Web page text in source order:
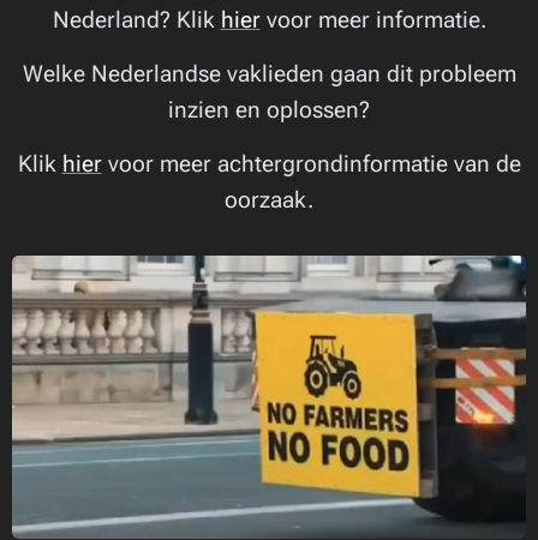
Nederland? Klik hiervoor meer informatie.
Welke Nederlandse vaklieden gaan dit probleem
inzien en oplossen?
Klik hiervoor meer achtergrondinformatie van de
oorzaak.